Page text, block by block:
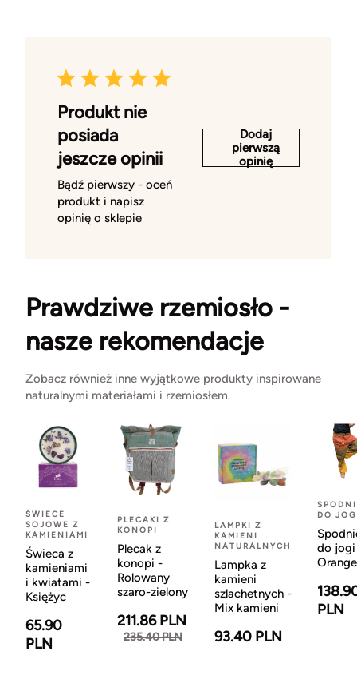
Produkt nie
posiada
jeszcze opinii
Bądź pierwszy - oceń
produkt i napisz
opinię o sklepie
Dodaj
pierwszą
opinię
Prawdziwe rzemiosło -
nasze rekomendacje
Zobacz również inne wyjątkowe produkty inspirowane
naturalnymi materiałami i rzemiosłem.
ŚWIECE
SOJOWE Z
KAMIENIAMI
Świeca z
kamieniami
i kwiatami -
Księżyc
65.90
PLN
PLECAKI Z
KONOPI
Plecak z
konopi -
Rolowany
szaro-zielony
211.86 PLN
235.40 PLN
LAMPKI Z
KAMIENI
NATURALNYCH
Lampka z
kamieni
szlachetnych -
Mix kamieni
93.40 PLN
DO
do
Orange
PLN